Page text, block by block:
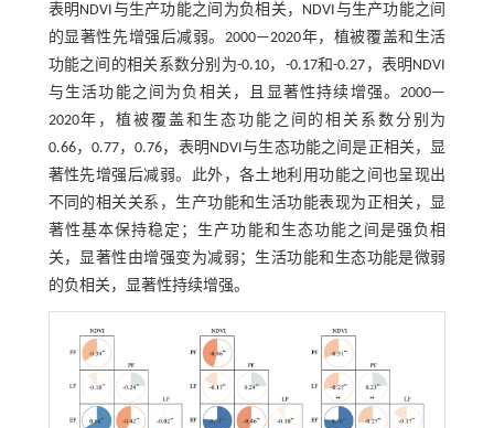
表明NDVI与生产功能之间为负相关，NDVI与生产功能之间
的显著性先增强后减弱。2000—2020年，植被覆盖和生活
功能之间的相关系数分别为-0.10，-0.17和-0.27，表明NDVI
与生活功能之间为负相关，且显著性持续增强。2000—
2020年，植被覆盖和生态功能之间的相关系数分别为
0.66，0.77，0.76，表明NDVI与生态功能之间是正相关，显
著性先增强后减弱。此外，各土地利用功能之间也呈现出
不同的相关关系，生产功能和生活功能表现为正相关，显
著性基本保持稳定；生产功能和生态功能之间是强负相
关，显著性由增强变为减弱；生活功能和生态功能是微弱
的负相关，显著性持续增强。